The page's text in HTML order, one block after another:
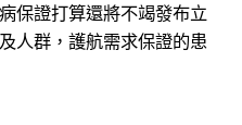
保證打算還將不竭發布立
人群，護航需求保證的患